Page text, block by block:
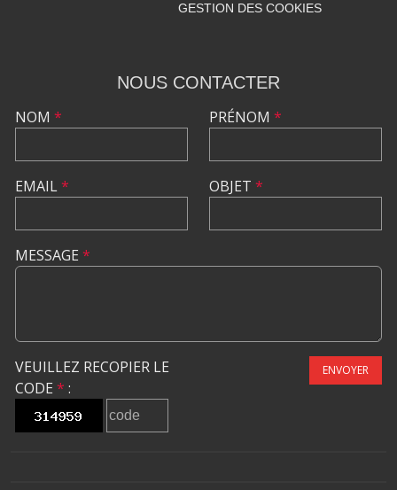
GESTION DES COOKIES
NOUS CONTACTER
NOM *
EMAIL*
PRÉNOM *
OBJET *
MESSAGE *
VEUILLEZ RECOPIER LE
CODE * :
ENVOYER